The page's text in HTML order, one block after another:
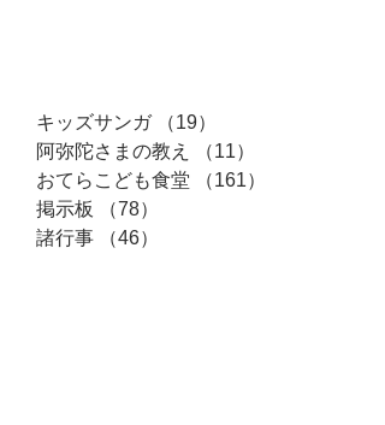
キッズサンガ （19）
阿弥陀さまの教え
（11）
おてらこども食堂
（161）
掲示板
（78）
諸行事
（46）